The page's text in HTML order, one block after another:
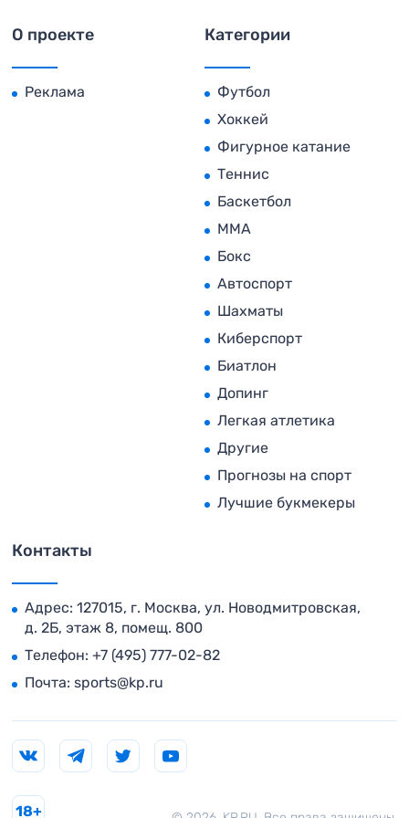
О проекте
Реклама
Категории
Футбол
Хоккей
Фигурное катание
Теннис
Баскетбол
MMA
Бокс
Автоспорт
Шахматы
Киберспорт
Биатлон
Допинг
Легкая атлетика
Другие
Прогнозы на спорт
Лучшие букмекеры
Контакты
Адрес: 127015, г. Москва, ул. Новодмитровская,
д. 2Б, этаж 8, помещ. 800
Телефон: +7 (495) 777-02-82
Почта: sports@kp.ru
18+